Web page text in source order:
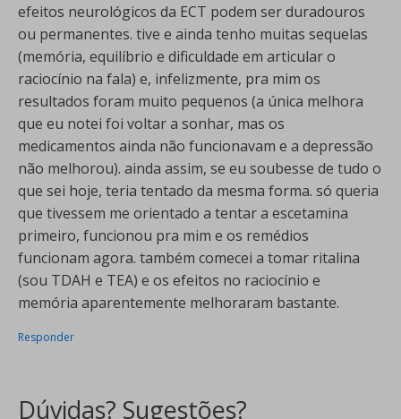
efeitos neurológicos da ECT podem ser duradouros
ou permanentes. tive e ainda tenho muitas sequelas
(memória, equilíbrio e dificuldade em articular o
raciocínio na fala) e, infelizmente, pra mim os
resultados foram muito pequenos (a única melhora
que eu notei foi voltar a sonhar, mas os
medicamentos ainda não funcionavam e a depressão
não melhorou). ainda assim, se eu soubesse de tudo o
que sei hoje, teria tentado da mesma forma. só queria
que tivessem me orientado a tentar a escetamina
primeiro, funcionou pra mim e os remédios
funcionam agora. também comecei a tomar ritalina
(sou TDAH e TEA) e os efeitos no raciocínio e
memória aparentemente melhoraram bastante.
Responder
Dúvidas? Sugestões?